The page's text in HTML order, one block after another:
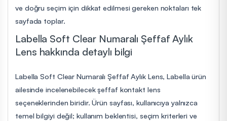
ve doğru seçim için dikkat edilmesi gereken noktaları tek
sayfada toplar.
Labella Soft Clear Numaralı Şeffaf Aylık
Lens hakkında detaylı bilgi
Labella Soft Clear Numaralı Şeffaf Aylık Lens, Labella ürün
ailesinde incelenebilecek şeffaf kontakt lens
seçeneklerinden biridir. Ürün sayfası, kullanıcıya yalnızca
temel bilgiyi değil; kullanım beklentisi, seçim kriterleri ve